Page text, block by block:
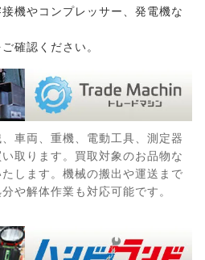
機やコンプレッサー、発電機な
確認ください。
車両、重機、電動工具、測定器
取ります。買取対象のお品物な
します。機械の搬出や運送まで
や解体作業も対応可能です。